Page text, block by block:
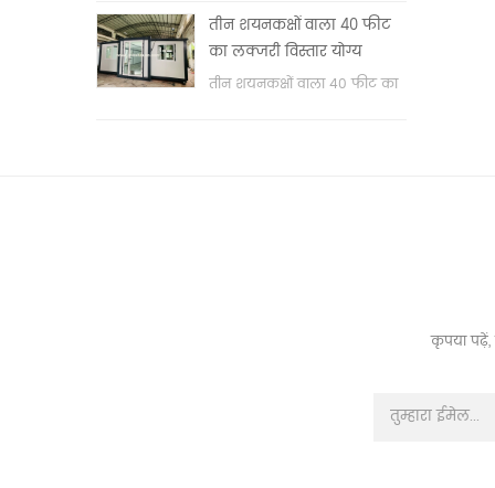
वॉश बेसिन & nbsp;
तीन शयनकक्षों वाला 40 फीट
का लक्जरी विस्तार योग्य
कंटेनर हाउस
तीन शयनकक्षों वाला 40 फीट का
कृपया